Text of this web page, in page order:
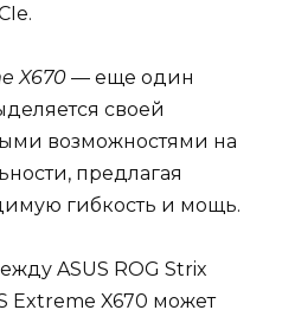
X670 — еще один
своей
возможностями на
предлагая
гибкость и мощь.
ASUS ROG Strix
Extreme X670 может